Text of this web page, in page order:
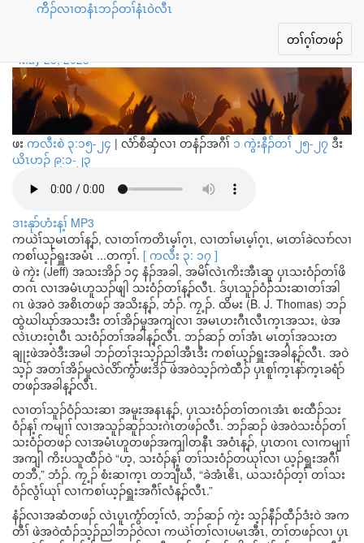
ကိိၣ်လၢတနံၤဘၣ်တၢ်နံၤ၀ဲလီၤ
Toggle
navigation
တၢ်ဂ့ၢ်တဖၣ်
ခဲလၢာ်မ့ၢ်ယ့ၣ်ရှူးအဂီၢ်
May 25, 2023
ဖး ကလီးစဲ ၃:၁၅-၂၄ | လံာ်စီဆှံလၢ တနံၣ်အဂီၢ် ၁ ကွဲးနီၣ်တၢ် ၂၅-၂၇ ဒီး
ယိၤဟၣ် ၉:၁-၂၃
ဒၢးနုာ်ဟံးန့ၢ် MP3
ကယဲၢ်သုမၤတၢ်န့ၣ်, လၢတၢ်ကတိၤမ့ၢ်ဂ့ၤ, လၢတၢ်မၤမ့ၢ်ဂ့ၤ, မၤတၢ်ခဲလၢာ်လၢ
ကစၢ်ယ့ၣ်ရှူးအမံၤ ...တက့ၢ်. [ ကလီး ၃: ၁၇ ]
ဖဲ ကၠဲး (Jeff) အသးအိၣ် ၁၄ နံၣ်အခါ, အမိၢ်လဲၤကိးအီၤဆူ ပှၤသးဝံၣ်တၢ်ဖိ
တဂၤ လၢအမံၤဟူသၣ်ဖျါ သးဝံၣ်တၢ်န့ၣ်လီၤ. ဒ်ပှၤသူၣ်ဝံၣ်သးဆၢတၢ်အါ
ဂၤ ဖဲအဝဲ အစိၤတဖၣ် အသိးန့ၣ်, ဘံၣ်. ကၠ့ၣ်. ထိမး (B. J. Thomas) ဘၣ်
ထွဲဃါဃုာ်အသးဒီး တၢ်အိၣ်မူအကျဲလၢ အမၤဟးဂီၤလီၤက့ၤအသး, ဖဲအ
လဲၤဟးဝ့ၤဝီၤ သးဝံၣ်တၢ်အခါန့ၣ်လီၤ. ဘၣ်ဆၣ် တၢ်အံၤ မၤတ့ၢ်အသးတ
ချုးဖဲအဝဲဒီးအမါ ဘၣ်တၢ်ဒုးသ့ၣ်ညါအီၤဒီး ကစၢ်ယ့ၣ်ရှူးအခါန့ၣ်လီၤ. အဝဲ
သ့ၣ် အတၢ်အိၣ်မူလဲလိာ်ကွံာ်ဖးဒိၣ် ဖဲအဝဲသ့ၣ်ကဲထီၣ် ပှၤစူၢ်က့ၤနာ်က့ၤခရံာ်
တဖၣ်အခါန့ၣ်လီၤ.
လၢတၢ်သူၣ်ဝံၣ်သးဆၢ အမူးအနၤန့ၣ်, ပှၤသးဝံၣ်တၢ်တဂၤအံၤ စးထီၣ်သး
ဝံၣ်န့ၢ် ကမျၢၢ် လၢအသူၣ်ဆူၣ်သးဂဲၤတဖၣ်လီၤ. ဘၣ်ဆၣ် ဖဲအဝဲသးဝံၣ်တၢ်
သးဝံၣ်တဖၣ် လၢအမံၤဟူတဖၣ်အကျါတနီၤ အဝံၤန့ၣ်, ပှၤတဂၤ လၢကမျၢၢ်
အကျါ ကိးပသူထီၣ်ဝဲ “ဟ့, သးဝံၣ်န့ၢ် တၢ်သးဝံၣ်တယုၢ်လၢ ယ့ၣ်ရှူးအဂီၢ်
တဘီ,” ဘံၣ်. ကၠ့ၣ် စံးဆၢက့ၤ တဘျီဃီ, “ခဲအံၤဧိၤ, ယသးဝံၣ်တ့ၢ် တၢ်သး
ဝံၣ်လွံၢ်ယုၢ် လၢကစၢ်ယ့ၣ်ရှူးအဂီၢ်လံန့ၣ်လီၤ.”
နံၣ်လၢအဆံတဖၣ် လဲၤပူၤကွံာ်တ့ၢ်လံ, ဘၣ်ဆၣ် ကၠဲး သ့ၣ်နီၣ်ထီၣ်ဒံးဝဲ အက
တီၢ် ဖဲအဝဲထံၣ်သ့ၣ်ညါဘၣ်ဝဲလၢ ကယဲၢ်တၢ်လၢပမၤအီၤ, တၢ်တဖၣ်လၢ ပှၤ